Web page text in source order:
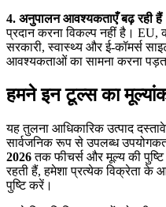
4. अनुपालन आवश्यकताएँ बढ़ रही
प्रदान करना विकल्प नहीं है।
सरकारी, स्वास्थ्य और ई-कॉमर्स
आवश्यकताओं का सामना करना
हमने इन टूल्स का
यह तुलना आधिकारिक उत्पाद
सार्वजनिक रूप से उपलब्ध
2026तक फीचर्स और मूल्य की
रहती हैं, हमेशा प्रत्येक विक्रेता के
पुष्टि करें।